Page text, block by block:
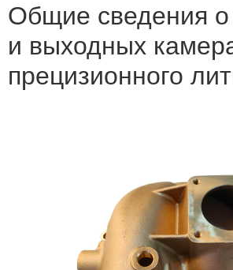
Общие сведения
и выходных
прецизионного